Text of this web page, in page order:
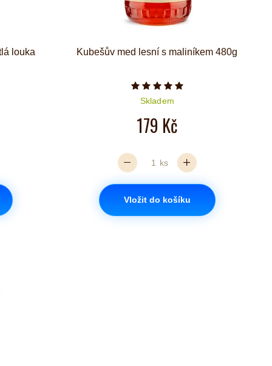
louka Kubešův med lesní s maliníkem 480g
Počet hvězdiček je 5 z 5
Skladem
179 Kč
ks
Vložit do košíku